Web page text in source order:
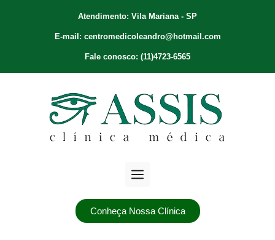
Atendimento: Vila Mariana - SP
E-mail: centromedicoleandro@hotmail.com
Fale conosco: (11)4723-6565
Conheça Nossa Clínica